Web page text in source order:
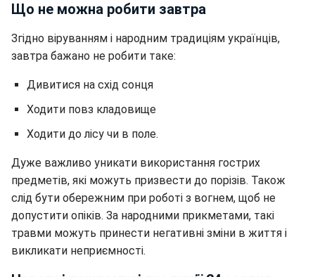
Що не можна робити завтра
Згідно віруванням і народним традиціям українців,
завтра бажано не робити таке:
Дивитися на схід сонця
Ходити повз кладовище
Ходити до лісу чи в поле.
Дуже важливо уникати використання гострих
предметів, які можуть призвести до порізів. Також
слід бути обережним при роботі з вогнем, щоб не
допустити опіків. За народними прикметами, такі
травми можуть принести негативні зміни в життя і
викликати неприємності.